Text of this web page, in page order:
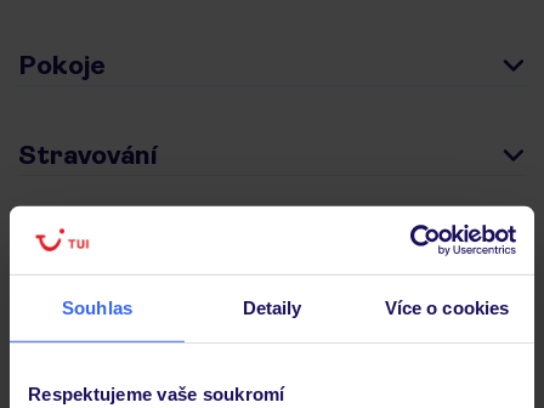
Souhlas Detaily Více o cookies
Respektujeme vaše soukromí
Pokoje
Stravování
Důležité informace
Jaké doklady jsou potřebné při cestování?